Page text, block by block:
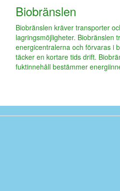
Biobränslen
Biobränslen kräver transporter
lagringsmöjligheter. Biobränslen
energicentralerna och förvaras i
täcker en kortare tids drift.
fuktinnehåll bestämmer